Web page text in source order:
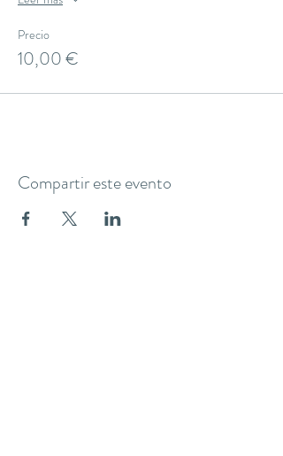
Precio
10,00 €
Compartir este evento